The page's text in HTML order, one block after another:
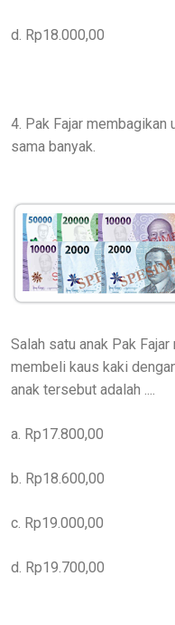
d. Rp18.000,00
4. Pak Fajar membagikan
sama banyak.
Salah satu anak Pak
membeli kaus kaki
anak tersebut adalah ....
a. Rp17.800,00
b. Rp18.600,00
c. Rp19.000,00
d. Rp19.700,00